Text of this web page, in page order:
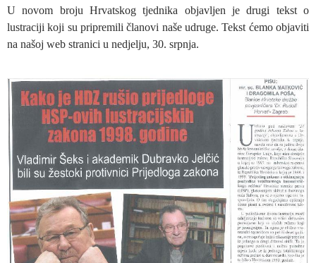
U novom broju Hrvatskog tjednika objavljen je drugi tekst o
lustraciji koji su pripremili članovi naše udruge. Tekst ćemo objaviti
na našoj web stranici u nedjelju, 30. srpnja.